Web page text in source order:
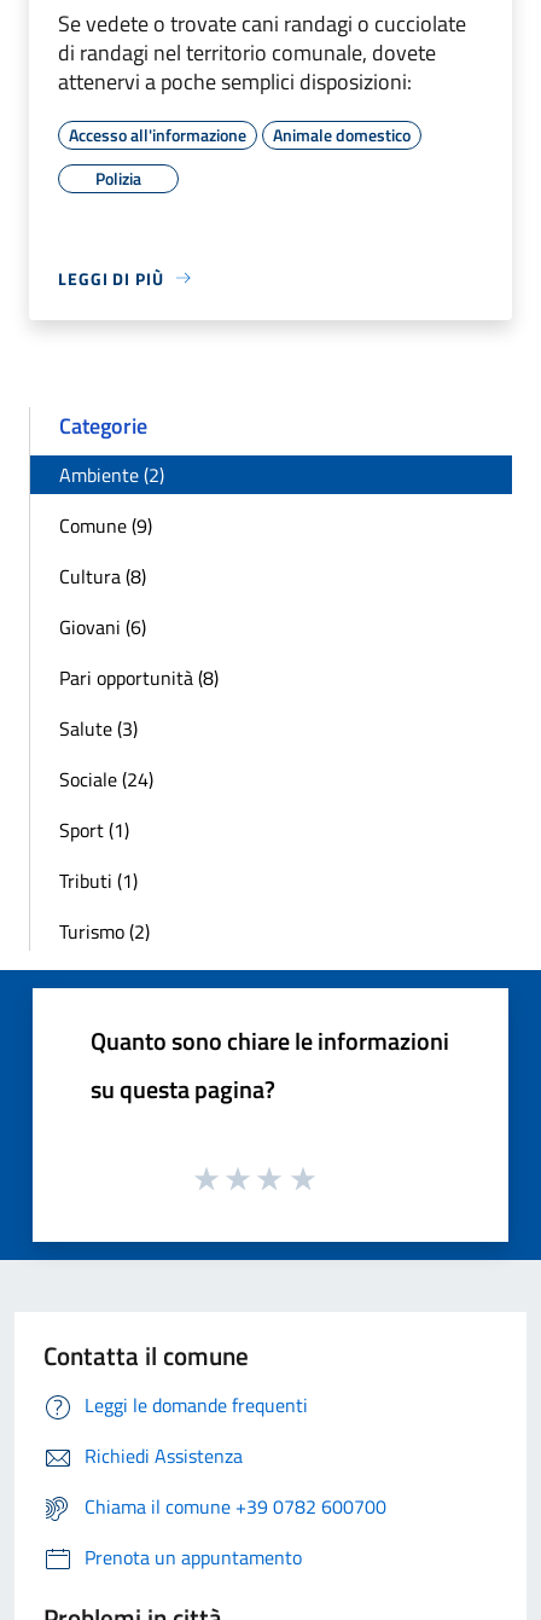
Se vedete o trovate cani randagi o cucciolate
di randagi nel territorio comunale, dovete
attenervi a poche semplici disposizioni:
Accesso all'informazione
Animale domestico
Polizia
LEGGI DI PIÙ
Categorie
Ambiente (2)
Comune (9)
Cultura (8)
Giovani (6)
Pari opportunità (8)
Salute (3)
Sociale (24)
Sport (1)
Tributi (1)
Turismo (2)
Quanto sono chiare le informazioni
su questa pagina?
Contatta il comune
Leggi le domande frequenti
Richiedi Assistenza
Chiama il comune +39 0782 600700
Prenota un appuntamento